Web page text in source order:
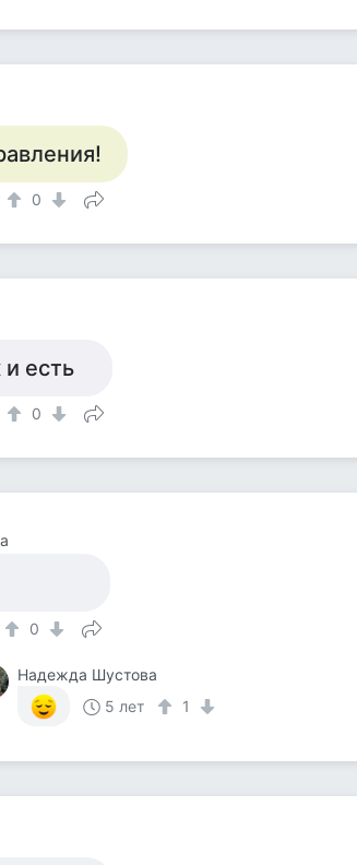
0
и есть
0
0
Надежда Шустова
5 лет
1